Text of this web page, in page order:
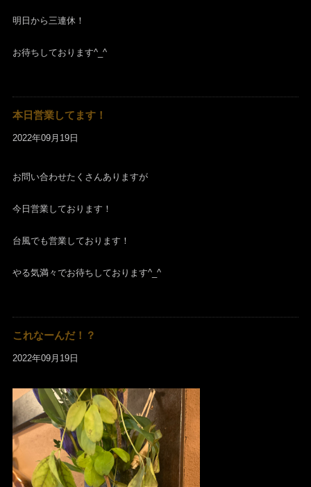
明日から三連休！
お待ちしております^_^
本日営業してます！
2022年09月19日
お問い合わせたくさんありますが
今日営業しております！
台風でも営業しております！
やる気満々でお待ちしております^_^
これなーんだ！？
2022年09月19日